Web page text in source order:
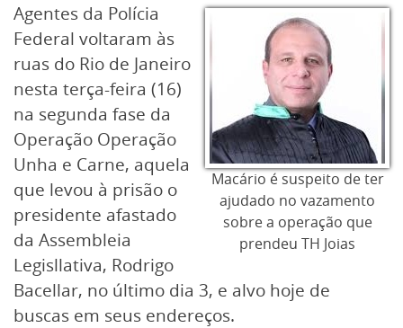
Macário é suspeito de ter
ajudado no vazamento
sobre a operação que
prendeu TH Joias
Agentes da Polícia
Federal voltaram às
ruas do Rio de Janeiro
nesta terça-feira (16)
na segunda fase da
Operação Operação
Unha e Carne, aquela
que levou à prisão o
presidente afastado
da Assembleia
Legisllativa, Rodrigo
Bacellar, no último dia 3, e alvo hoje de
buscas em seus endereços.